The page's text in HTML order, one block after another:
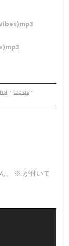
nsi ・ tobias ・
。 ※ が付いて